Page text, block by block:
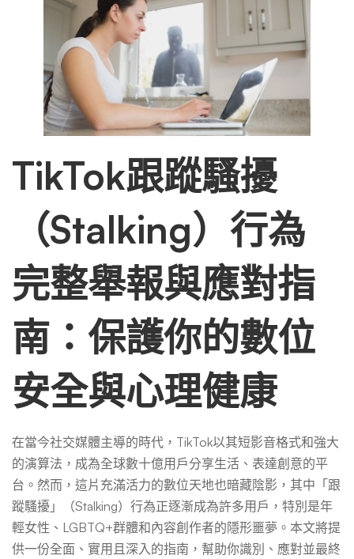
蹤
騷
擾
（Stalking）
行
為
與
帳
號？
TikTok跟蹤騷擾
（Stalking）行為
完整舉報與應對指
南：保護你的數位
安全與心理健康
在當今社交媒體主導的時代，TikTok以其短影音格式和強大
的演算法，成為全球數十億用戶分享生活、表達創意的平
台。然而，這片充滿活力的數位天地也暗藏陰影，其中「跟
蹤騷擾」（Stalking）行為正逐漸成為許多用戶，特別是年
輕女性、LGBTQ+群體和內容創作者的隱形噩夢。本文將提
供一份全面、實用且深入的指南，幫助你識別、應對並最終